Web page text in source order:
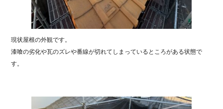
現状屋根の外観です。
漆喰の劣化や瓦のズレや番線が切れてしまっているところがある状態で
す。